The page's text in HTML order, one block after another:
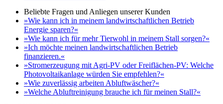
Beliebte Fragen und Anliegen unserer Kunden
»Wie kann ich in meinem landwirtschaftlichen Betrieb
Energie sparen?«
»Wie kann ich für mehr Tierwohl in meinem Stall sorgen?«
»Ich möchte meinen landwirtschaftlichen Betrieb
finanzieren.«
»Stromerzeugung mit Agri-PV oder Freiflächen-PV: Welche
Photovoltaikanlage würden Sie empfehlen?«
»Wie zuverlässig arbeiten Abluftwäscher?«
»Welche Abluftreinigung brauche ich für meinen Stall?«